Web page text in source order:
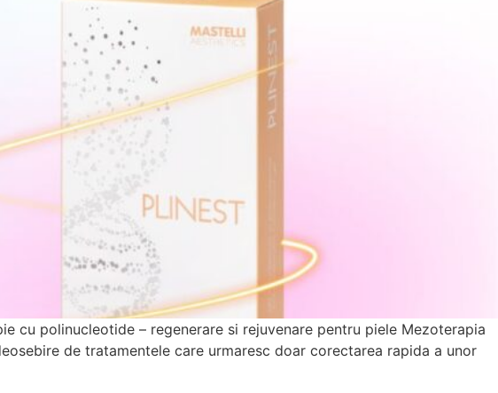
cu polinucleotide – regenerare si rejuvenare pentru piele Mezoterapia
de tratamentele care urmaresc doar corectarea rapida a unor